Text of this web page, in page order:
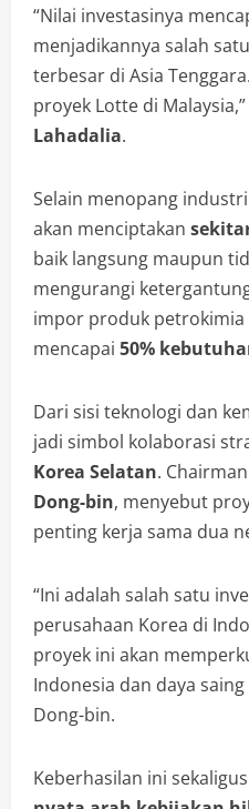
“Nilai investasinya
menjadikannya salah
terbesar di Asia
proyek Lotte di
Lahadalia.
Selain menopang
akan menciptakan
baik langsung maupun
mengurangi
impor produk petrokimia
mencapai 50%
Dari sisi teknologi dan
jadi simbol kolaborasi
Korea Selatan.
Dong-bin, menyebut
penting kerja sama dua
“Ini adalah salah satu
perusahaan Korea di
proyek ini akan
Indonesia dan daya
Dong-bin.
Keberhasilan ini